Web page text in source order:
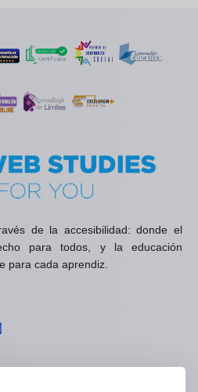
de la accesibilidad: donde el
para todos, y la educación
para cada aprendiz.
en Instagram